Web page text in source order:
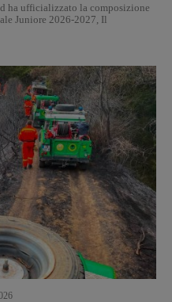
ha ufficializzato la composizione
Juniore 2026-2027, Il